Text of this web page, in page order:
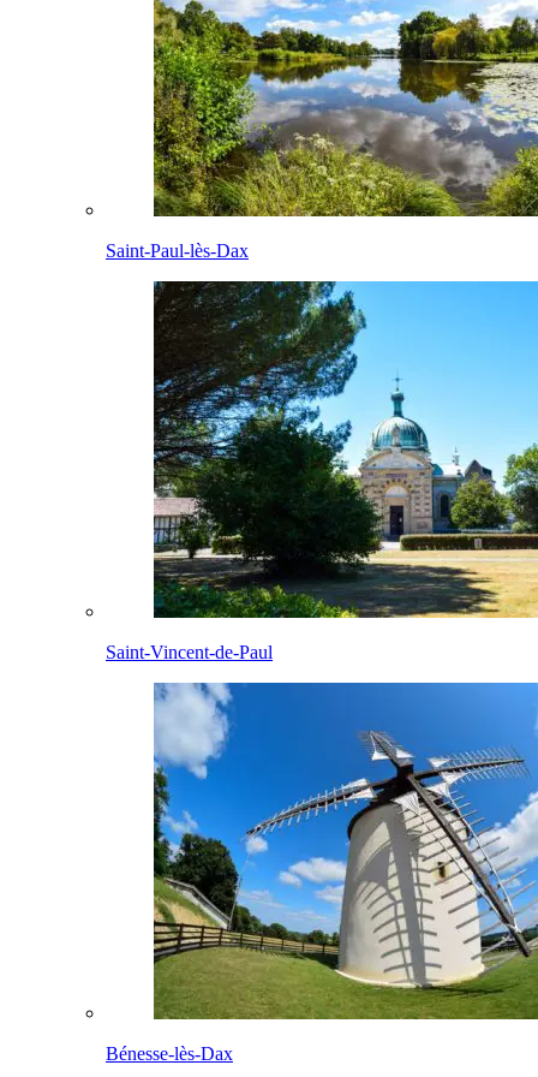
Saint-Paul-lès-Dax
Saint-Vincent-de-Paul
Bénesse-lès-Dax